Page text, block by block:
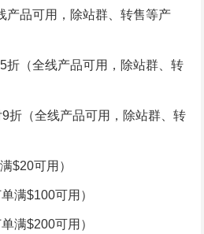
产品可用，除站群、转售等产
折（全线产品可用，除站群、转
折（全线产品可用，除站群、转
$20可用）
满$100可用）
满$200可用）